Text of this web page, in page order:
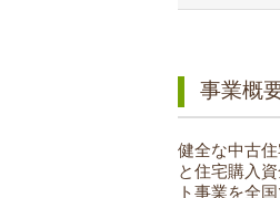
事業概
健全な中古
と住宅購入
ト事業を全